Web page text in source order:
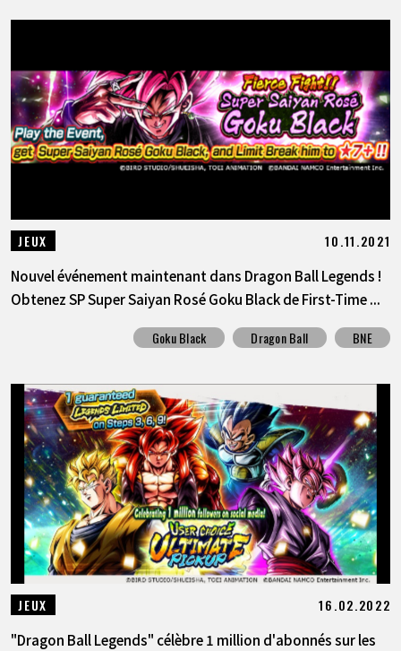
JEUX 10.11.2021
Nouvel événement maintenant dans Dragon Ball Legends !
Obtenez SP Super Saiyan Rosé Goku Black de First-Time ...
Goku Black Dragon Ball BNE
JEUX 16.02.2022
"Dragon Ball Legends" célèbre 1 million d'abonnés sur les